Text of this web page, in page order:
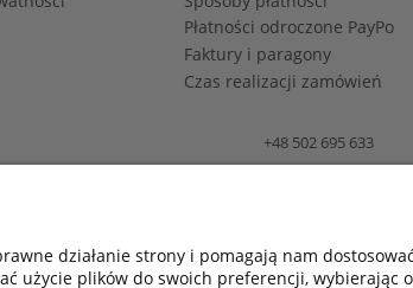
Płatności odroczone PayPo
Faktury i paragony
Czas realizacji zamówień
+48 502 695 633
działanie strony i pomagają nam
użycie plików do swoich preferencji, wybierając